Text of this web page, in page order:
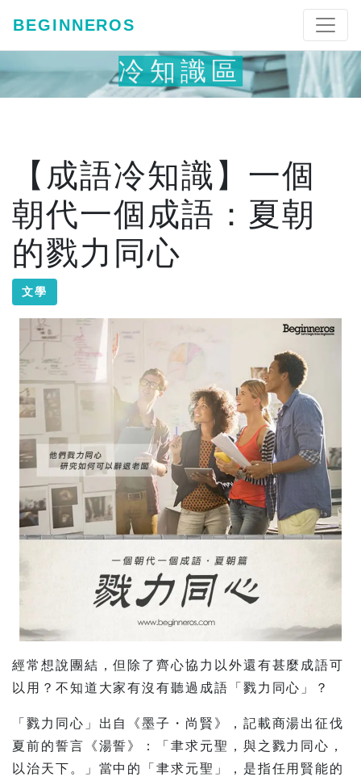
BEGINNEROS
冷知識區
【成語冷知識】一個
朝代一個成語：夏朝
的戮力同心
文學
經常想說團結，但除了齊心協力以外還有甚麼成語可
以用？不知道大家有沒有聽過成語「戮力同心」？
「戮力同心」出自《墨子・尚賢》，記載商湯出征伐
夏前的誓言《湯誓》：「聿求元聖，與之戮力同心，
以治天下。」當中的「聿求元聖」，是指任用賢能的